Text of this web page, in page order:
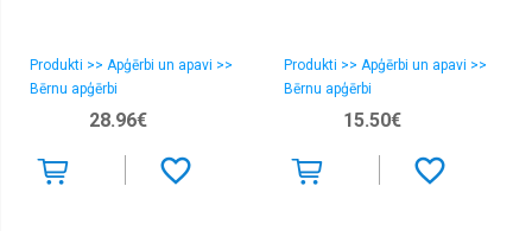
Produkti >> Apģērbi un apavi >>
Bērnu apģērbi
28.96€
Produkti >> Apģērbi un apavi >>
Bērnu apģērbi
15.50€